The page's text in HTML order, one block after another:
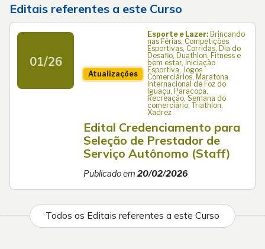
Editais referentes a este Curso
01/26
Atualizações
Esporte e Lazer:Brincando
nas Férias, Competições
Esportivas, Corridas, Dia do
Desafio, Duathlon, Fitness e
bem estar, Iniciação
Esportiva, Jogos
Comerciários, Maratona
Internacional de Foz do
Iguaçu, Paracopa,
Recreação, Semana do
comerciário, Triathlon,
Xadrez
Edital Credenciamento para
Seleção de Prestador de
Serviço Autônomo (Staff)
Publicado em 20/02/2026
Todos os Editais referentes a este Curso